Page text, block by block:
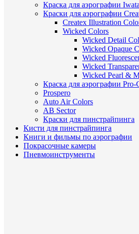
Краска для аэрографии
Краски для аэрографии
Createx Illustration
Wicked Colors
Wicked Detail
Wicked Opaque
Wicked
Wicked
Wicked Pearl &
Краска для аэрографии Pro-
Prospero
Auto Air Colors
AB Sector
Краски для пинстрайпинга
Кисти для пинстрайпинга
Книги и фильмы по аэрографии
Покрасочные камеры
Пневмоинструменты